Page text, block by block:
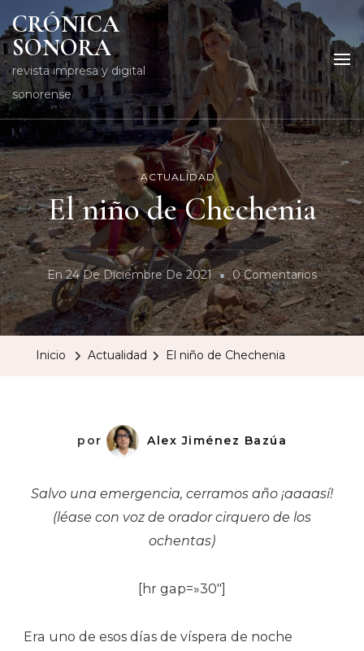
CRÓNICA
SONORA
revista impresa y digital
sonorense
ACTUALIDAD
El niño de Chechenia
En 24 De Diciembre De 2021 0 ComentariosEn
El
Niño
Inicio Actualidad El niño de Chechenia
por Alex Jiménez Bazúa
Salvo una emergencia, cerramos año ¡aaaasí!
(léase con voz de orador cirquero de los
ochentas)
[hr gap=»30″]
Era uno de esos días de víspera de noche